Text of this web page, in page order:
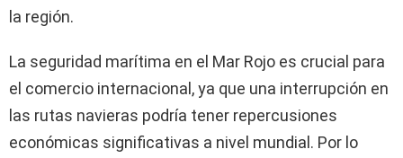
la región.
La seguridad marítima en el Mar Rojo es crucial para
el comercio internacional, ya que una interrupción en
las rutas navieras podría tener repercusiones
económicas significativas a nivel mundial. Por lo